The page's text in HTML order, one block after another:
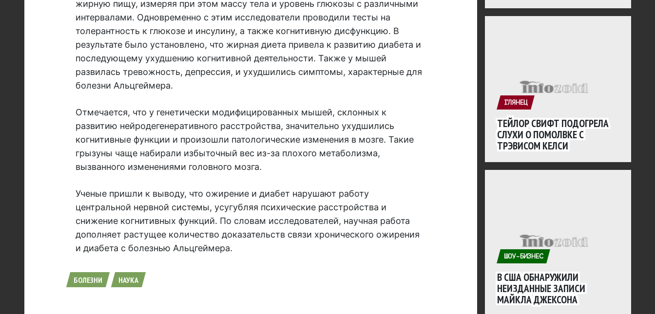
жирную пищу, измеряя при этом массу тела и уровень глюкозы с различными
интервалами. Одновременно с этим исследователи проводили тесты на
толерантность к глюкозе и инсулину, а также когнитивную дисфункцию. В
результате было установлено, что жирная диета привела к развитию диабета и
последующему ухудшению когнитивной деятельности. Также у мышей
развилась тревожность, депрессия, и ухудшились симптомы, характерные для
болезни Альцгеймера.
Отмечается, что у генетически модифицированных мышей, склонных к
развитию нейродегенеративного расстройства, значительно ухудшились
когнитивные функции и произошли патологические изменения в мозге. Такие
грызуны чаще набирали избыточный вес из-за плохого метаболизма,
вызванного изменениями головного мозга.
Ученые пришли к выводу, что ожирение и диабет нарушают работу
центральной нервной системы, усугубляя психические расстройства и
снижение когнитивных функций. По словам исследователей, научная работа
дополняет растущее количество доказательств связи хронического ожирения
и диабета с болезнью Альцгеймера.
БОЛЕЗНИ НАУКА
ГЛЯНЕЦ
ТЕЙЛОР СВИФТ ПОДОГРЕЛА
СЛУХИ О ПОМОЛВКЕ С
ТРЭВИСОМ КЕЛСИ
ШОУ-БИЗНЕС
В США ОБНАРУЖИЛИ
НЕИЗДАННЫЕ ЗАПИСИ
МАЙКЛА ДЖЕКСОНА